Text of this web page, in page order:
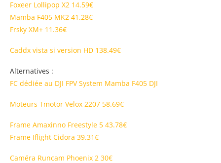
Foxeer Lollipop X2 14.59€
Mamba F405 MK2 41.28€
Frsky XM+ 11.36€
Caddx vista si version HD 138.49€
Alternatives :
FC dédiée au DJI FPV System Mamba F405 DJI
Moteurs Tmotor Velox 2207 58.69€
Frame Amaxinno Freestyle 5 43.78€
Frame Iflight Cidora 39.31€
Caméra Runcam Phoenix 2 30€